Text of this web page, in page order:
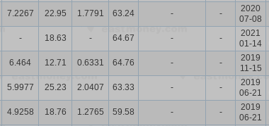
7.2267 22.95 1.7791 63.24 - -
2020
07-08
- 18.63 - 64.67 - -
2021
01-14
6.464 12.71 0.6331 64.76 - -
2019
11-15
5.9977 25.23 2.0407 63.33 - -
2019
06-21
4.9258 18.76 1.2765 59.58 - -
2019
06-21